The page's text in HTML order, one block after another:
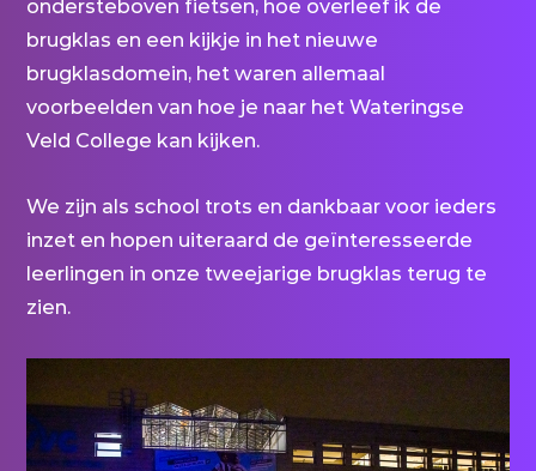
ondersteboven fietsen, hoe overleef ik de
brugklas en een kijkje in het nieuwe
brugklasdomein, het waren allemaal
voorbeelden van hoe je naar het Wateringse
Veld College kan kijken.
We zijn als school trots en dankbaar voor ieders
inzet en hopen uiteraard de geïnteresseerde
leerlingen in onze tweejarige brugklas terug te
zien.